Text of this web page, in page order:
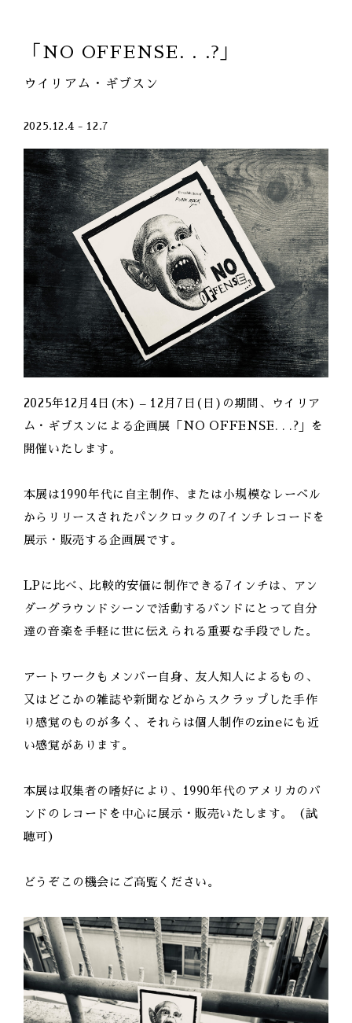
「NO OFFENSE. . .?」
ウイリアム・ギブスン
2025.12.4 - 12.7
2025年12月4日(木) – 12月7日(日)の期間、ウイリア
ム・ギブスンによる企画展「NO OFFENSE. . .?」を
開催いたします。
本展は1990年代に自主制作、または小規模なレーベル
からリリースされたパンクロックの7インチレコードを
展示・販売する企画展です。
LPに比べ、比較的安価に制作できる7インチは、アン
ダーグラウンドシーンで活動するバンドにとって自分
達の音楽を手軽に世に伝えられる重要な手段でした。
アートワークもメンバー自身、友人知人によるもの、
又はどこかの雑誌や新聞などからスクラップした手作
り感覚のものが多く、それらは個人制作のzineにも近
い感覚があります。
本展は収集者の嗜好により、1990年代のアメリカのバ
ンドのレコードを中心に展示・販売いたします。（試
聴可）
どうぞこの機会にご高覧ください。